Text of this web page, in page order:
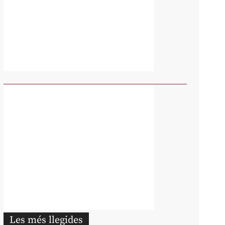
Les més llegides